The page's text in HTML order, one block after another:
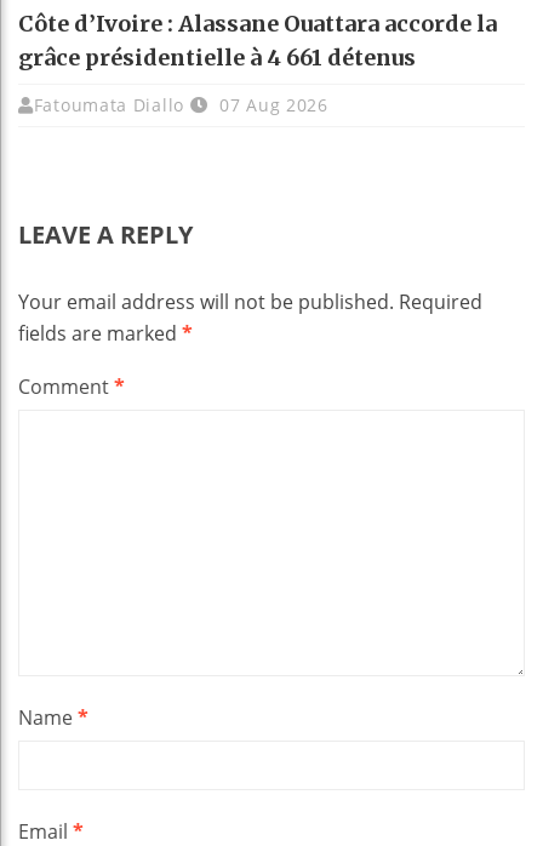
Côte d’Ivoire : Alassane Ouattara accorde la
grâce présidentielle à 4 661 détenus
Fatoumata Diallo 07 Aug 2026
LEAVE A REPLY
Your email address will not be published. Required
fields are marked *
Comment*
Name*
Email *